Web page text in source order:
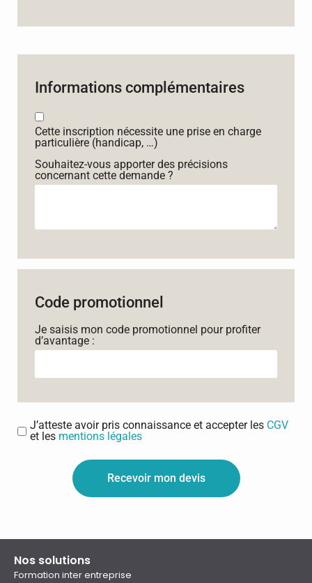
Informations complémentaires
Cette inscription nécessite une prise en charge
particulière (handicap, …)
Souhaitez-vous apporter des précisions
concernant cette demande ?
Code promotionnel
Je saisis mon code promotionnel pour profiter
d’avantage :
J’atteste avoir pris connaissance et accepter les CGV
et les mentions légales
Recevoir mon devis
Nos solutions
Formation inter entreprise